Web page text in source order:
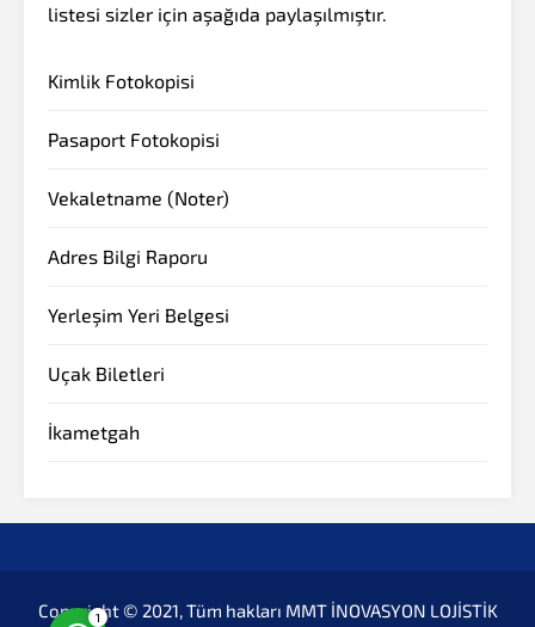
listesi sizler için aşağıda paylaşılmıştır.
Kimlik Fotokopisi
Pasaport Fotokopisi
Vekaletname (Noter)
Adres Bilgi Raporu
Yerleşim Yeri Belgesi
Uçak Biletleri
İkametgah
Copyright © 2021, Tüm hakları MMT İNOVASYON LOJİSTİK
Müşteri Temsilcisi
1